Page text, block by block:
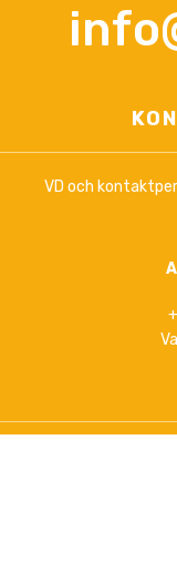
VD och